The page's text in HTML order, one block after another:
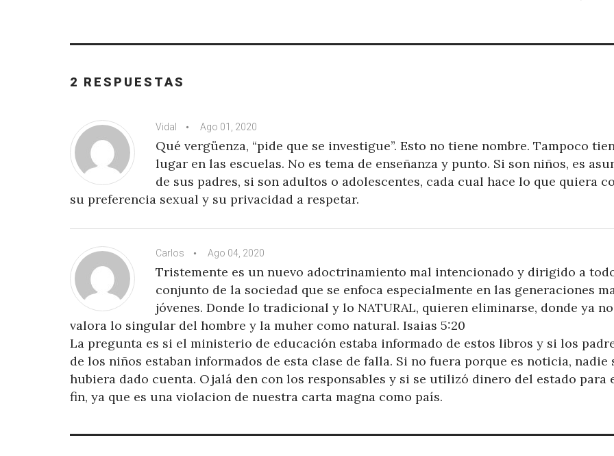
2 RESPUESTAS
Vidal Ago 01, 2020
Qué vergüenza, “pide que se investigue”. Esto no tiene nombre. Tampoco
lugar en las escuelas. No es tema de enseñanza y punto. Si son niños, es
de sus padres, si son adultos o adolescentes, cada cual hace lo que quiera
su preferencia sexual y su privacidad a respetar.
Carlos Ago 04, 2020
Tristemente es un nuevo adoctrinamiento mal intencionado y dirigido a
conjunto de la sociedad que se enfoca especialmente en las generaciones
jóvenes. Donde lo tradicional y lo NATURAL, quieren eliminarse, donde ya
valora lo singular del hombre y la muher como natural. Isaias 5:20
La pregunta es si el ministerio de educación estaba informado de estos libros y si los
de los niños estaban informados de esta clase de falla. Si no fuera porque es noticia, nadie
hubiera dado cuenta. Ojalá den con los responsables y si se utilizó dinero del estado para
fin, ya que es una violacion de nuestra carta magna como país.